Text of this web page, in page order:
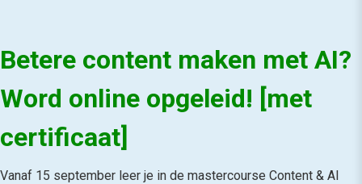
Betere content maken met AI?
Word online opgeleid! [met
certificaat]
Vanaf 15 september leer je in de mastercourse Content & AI